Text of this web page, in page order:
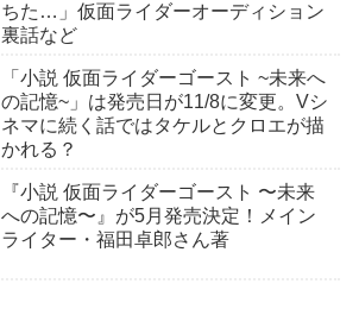
ちた…」仮面ライダーオーディション
裏話など
「小説 仮面ライダーゴースト ~未来へ
の記憶~」は発売日が11/8に変更。Vシ
ネマに続く話ではタケルとクロエが描
かれる？
『小説 仮面ライダーゴースト 〜未来
への記憶〜』が5月発売決定！メイン
ライター・福田卓郎さん著